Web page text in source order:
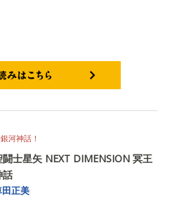
河神話！
闘士星矢 NEXT DIMENSION 冥王
話
田正美